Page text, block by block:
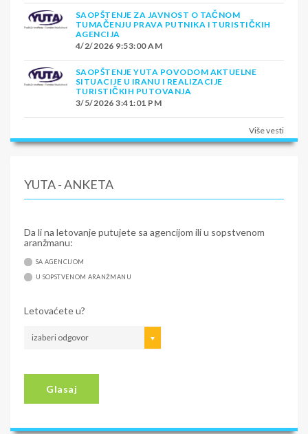
SAOPŠTENJE ZA JAVNOST O TAČNOM
TUMAČENJU PRAVA PUTNIKA I TURISTIČKIH
AGENCIJA
4/2/2026 9:53:00 AM
SAOPŠTENJE YUTA POVODOM AKTUELNE
SITUACIJE U IRANU I REALIZACIJE
TURISTIČKIH PUTOVANJA
3/5/2026 3:41:01 PM
Više vesti
YUTA - ANKETA
Da li na letovanje putujete sa agencijom ili u sopstvenom
aranžmanu:
SA AGENCIJOM
U SOPSTVENOM ARANŽMANU
Letovaćete u?
izaberi odgovor
Glasaj